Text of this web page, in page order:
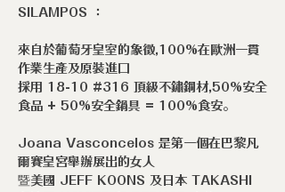
SILAMPOS ：
來自於葡萄牙皇室的象徵,100%在歐洲一貫
作業生產及原裝進口
採用 18-10 #316 頂級不鏽鋼材,50%安全
食品 + 50%安全鍋具 = 100%食安。
Joana Vasconcelos 是第一個在巴黎凡
爾賽皇宮舉辦展出的女人
暨美國 JEFF KOONS 及日本 TAKASHI